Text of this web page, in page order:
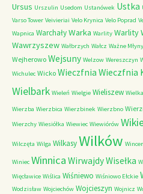
Ursus Urszulin Usedom Ustanówek Ustka
Varso Tower Veivieriai Velo Krynica Velo Poprad
Wapnica WarchałyWarka Warlity Warlity
Wawrzyszew Wałbrzych Wałcz Ważne Młyny
Wejherowo Wejsuny Welzow Wereszczyn
Wichulec Wicko Wieczfnia Wieczfnia
Wielbark Wieleń Wielgie Wieliszew
Wierzba Wierzbica Wierzbinek Wierzbno
Wierzchy Wiesiółka Wiewiec Wiewiórów
Wilczęta Wilga WilkasyWilków
Winiec Winnica WirwajdyWisełka
Więcławice Wiślica Wiśniewo Wiśniowo Ełckie
Wodzisław Wojciechów Wojcieszyn Wojnicz